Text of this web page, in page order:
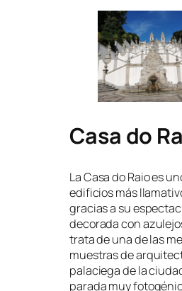
Casa do
La Casa do Raio es
edificios más
gracias a su
decorada con
trata de una de las
muestras de
palaciega de la
parada muy